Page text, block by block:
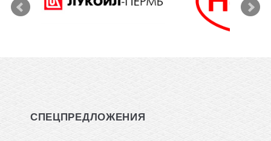
СПЕЦПРЕДЛОЖЕНИЯ